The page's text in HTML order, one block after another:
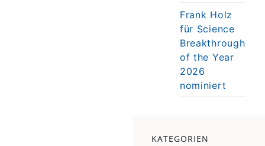
Frank Holz
für Science
Breakthrough
of the Year
2026
nominiert
KATEGORIEN